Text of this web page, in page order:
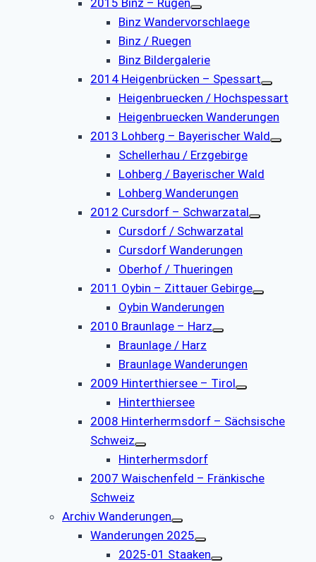
Binz Wandervorschlaege
Binz / Ruegen
Binz Bildergalerie
2014 Heigenbrücken – Spessart
Heigenbruecken / Hochspessart
Heigenbruecken Wanderungen
2013 Lohberg – Bayerischer Wald
Schellerhau / Erzgebirge
Lohberg / Bayerischer Wald
Lohberg Wanderungen
2012 Cursdorf – Schwarzatal
Cursdorf / Schwarzatal
Cursdorf Wanderungen
Oberhof / Thueringen
2011 Oybin – Zittauer Gebirge
Oybin Wanderungen
2010 Braunlage – Harz
Braunlage / Harz
Braunlage Wanderungen
2009 Hinterthiersee – Tirol
Hinterthiersee
2008 Hinterhermsdorf – Sächsische
Schweiz
Hinterhermsdorf
2007 Waischenfeld – Fränkische
Schweiz
Archiv Wanderungen
Wanderungen 2025
2025-01 Staaken